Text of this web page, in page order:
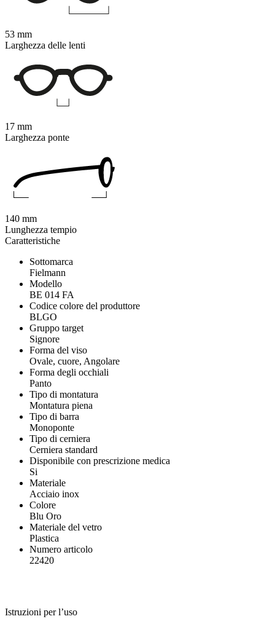
Caratteristiche
Sottomarca
Fielmann
Modello
BE 014 FA
Codice colore del produttore
BLGO
Gruppo target
Signore
Forma del viso
Ovale, cuore, Angolare
Forma degli occhiali
Panto
Tipo di montatura
Montatura piena
Tipo di barra
Monoponte
Tipo di cerniera
Cerniera standard
Disponibile con prescrizione medica
Si
Materiale
Acciaio inox
Colore
Blu Oro
Materiale del vetro
Plastica
Numero articolo
22420
Istruzioni per l’uso
53 mm
Larghezza delle lenti
17 mm
Larghezza ponte
140 mm
Lunghezza tempio